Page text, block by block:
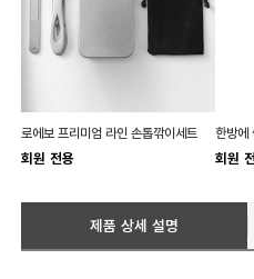
로에보 프리미엄 라인 손톱깎이세트
회원 전용
한방에
회원
제품 상세 설명